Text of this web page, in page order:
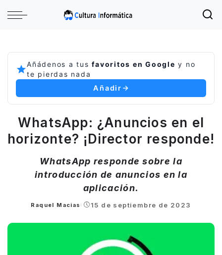
Añádenos a tusfavoritos en Google y no
te pierdas nada
Añadir
WhatsApp: ¿Anuncios en el
horizonte? ¡Director responde!
WhatsApp responde sobre la
introducción de anuncios en la
aplicación.
Posted
Raquel Macias 15 de septiembre de 2023